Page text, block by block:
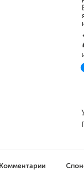
Комментарии